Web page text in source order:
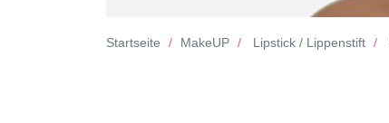
Startseite MakeUP Lipstick / Lippenstift